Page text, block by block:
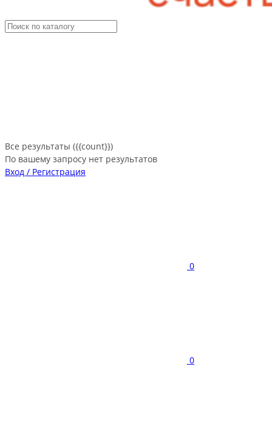
Все результаты ({{count}})
По вашему запросу нет результатов
Вход / Регистрация
0
0